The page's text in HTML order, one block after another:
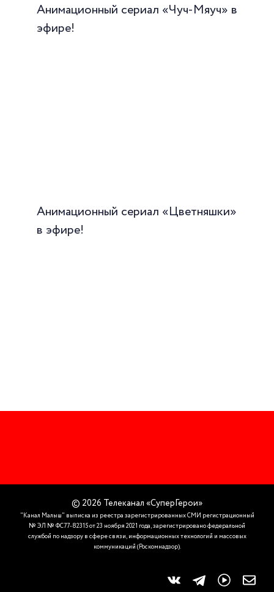
Анимационный сериал «Чуч-Мяуч» в
эфире!
Анимационный сериал «Цветняшки»
в эфире!
© 2026 Телеканал «СуперГерои»
"Канал Малыш" выписка из реестра зарегистрированных СМИ регистрационный
№ ЭЛ № ФС77-82315 от 23 ноября 2021 года, зарегистрировано федеральной
службой по надзору в сфере связи, информационных технологий и массовых
коммуникаций (Роскомнадзор).